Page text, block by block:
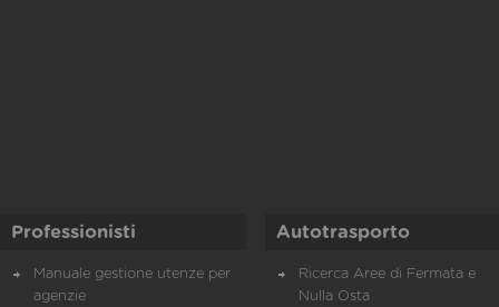
Professionisti
Manuale gestione utenze per
agenzie
Autotrasporto
Ricerca Aree di Fermata e
Nulla Osta